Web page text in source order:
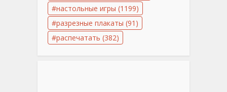
настольные игры (1199)
разрезные плакаты (91)
распечатать (382)